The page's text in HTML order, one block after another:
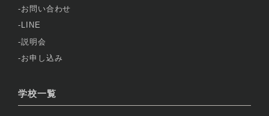
お問い合わせ
LINE
説明会
お申し込み
学校一覧